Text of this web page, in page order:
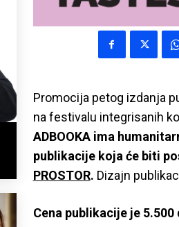
Promocija petog izdanja
na festivalu integrisanih
ADBOOKA ima
publikacije koja će biti
PROSTOR. Dizajn
Cena publikacije je 5.500